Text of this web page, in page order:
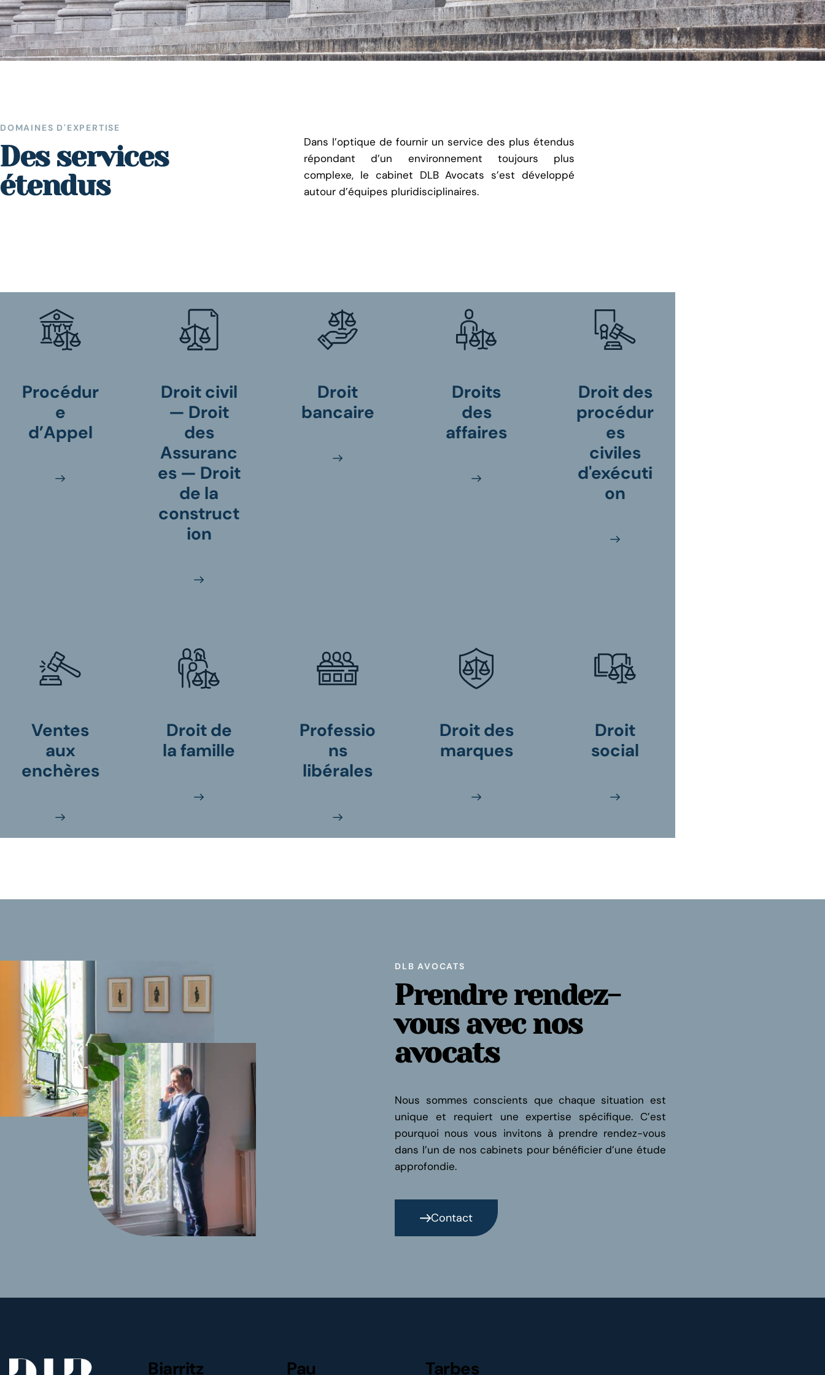
DOMAINES D'EXPERTISE
Des services
étendus
Dans l’optique de fournir un service des plus étendus
répondant d’un environnement toujours plus
complexe, le cabinet DLB Avocats s’est développé
autour d’équipes pluridisciplinaires.
Procédur
e
d’Appel
Droit civil
— Droit
des
Assuranc
es — Droit
de la
construct
ion
Droit
bancaire
Droits
des
affaires
Droit des
procédur
es
civiles
d'exécuti
on
Ventes
aux
enchères
Droit de
la famille
Professio
ns
libérales
Droit des
marques
Droit
social
DLB AVOCATS
Prendre rendez-
vous avec nos
avocats
Nous sommes conscients que chaque situation est
unique et requiert une expertise spécifique. C’est
pourquoi nous vous invitons à prendre rendez-vous
dans l’un de nos cabinets pour bénéficier d’une étude
approfondie.
Contact
Biarritz Pau Tarbes